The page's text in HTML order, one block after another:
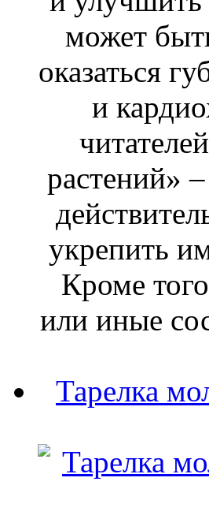
может
оказаться
и
растений»
укрепить
Кроме
или иные
Тарелка